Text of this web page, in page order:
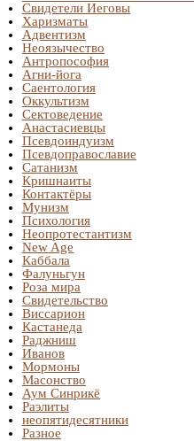
Свидетели Иеговы
Харизматы
Адвентизм
Неоязычество
Антропософия
Агни-йога
Саентология
Оккультизм
Сектоведение
Анастасиевцы
Псевдоиндуизм
Псевдоправославие
Сатанизм
Кришнаиты
Контактёры
Мунизм
Психология
Неопротестантизм
New Age
Каббала
Фалуньгун
Роза мира
Свидетельство
Виссарион
Кастанеда
Раджниш
Иванов
Мормоны
Масонство
Аум Синрикё
Раэлиты
неопятидесятники
Разное